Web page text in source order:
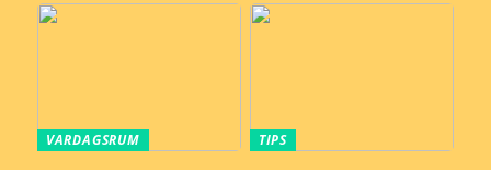
VARDAGSRUM
TIPS